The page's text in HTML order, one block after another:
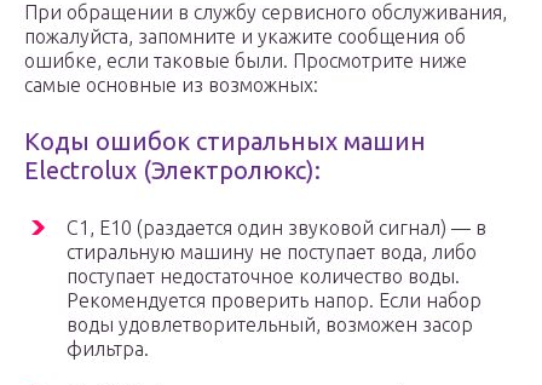
При обращении в службу сервисного обслуживания,
пожалуйста, запомните и укажите сообщения об
ошибке, если таковые были. Просмотрите ниже
самые основные из возможных:
Коды ошибок стиральных машин
Electrolux (Электролюкс):
С1, Е10 (раздается один звуковой сигнал) — в
стиральную машину не поступает вода, либо
поступает недостаточное количество воды.
Рекомендуется проверить напор. Если набор
воды удовлетворительный, возможен засор
фильтра.